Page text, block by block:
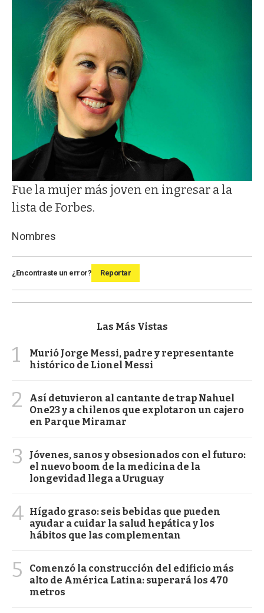
Fue la mujer más joven en ingresar a la
lista de Forbes.
Nombres
¿Encontraste un error? Reportar
Las Más Vistas
1
Murió Jorge Messi, padre y representante
histórico de Lionel Messi
2
Así detuvieron al cantante de trap Nahuel
One23 y a chilenos que explotaron un cajero
en Parque Miramar
3
Jóvenes, sanos y obsesionados con el futuro:
el nuevo boom de la medicina de la
longevidad llega a Uruguay
4 Hígado graso: seis bebidas que pueden
ayudar a cuidar la salud hepática y los
hábitos que las complementan
5
Comenzó la construcción del edificio más
alto de América Latina: superará los 470
metros